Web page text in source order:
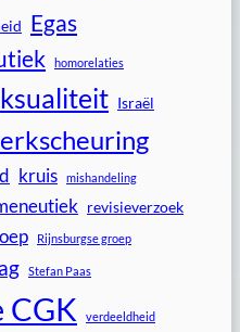
Egas
homorelaties
Israël
kruis mishandeling
revisieverzoek
Rijnsburgse groep
Stefan Paas
CGK verdeeldheid